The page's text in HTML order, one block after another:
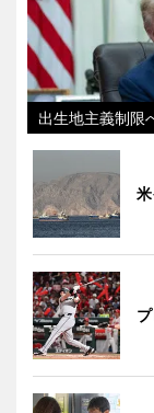
出生地主義制限